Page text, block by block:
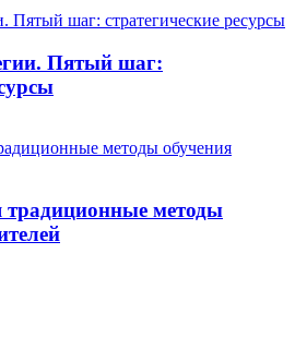
Пятый шаг:
традиционные методы